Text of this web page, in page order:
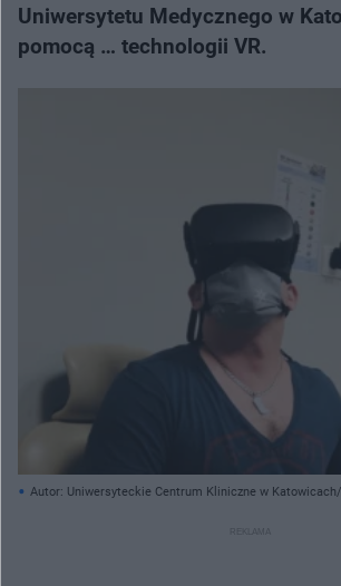
Uniwersytetu Medycznego w
pomocą … technologii VR.
Autor: Uniwersyteckie Centrum Kliniczne w